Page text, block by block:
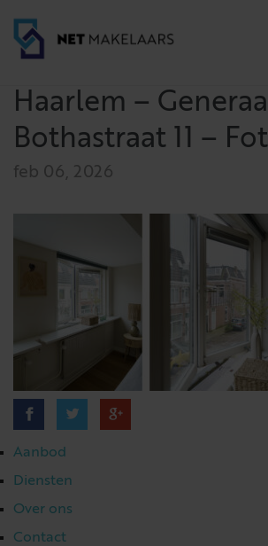
Haarlem –
Bothastraat 11 –
feb 06, 2026
Aanbod
Diensten
Over ons
Contact